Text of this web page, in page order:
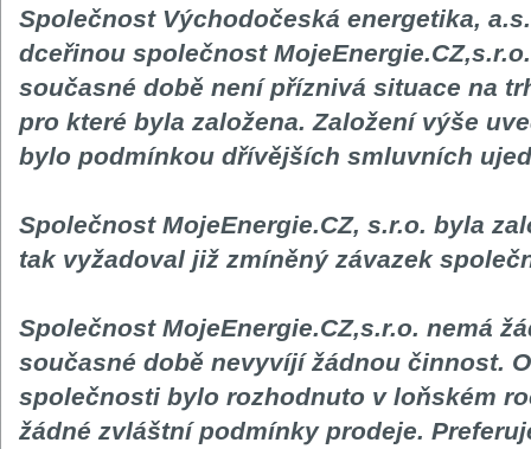
Společnost Východočeská energetika,
dceřinou společnost
současné době není příznivá situace na
pro které byla založena. Založení výše
bylo podmínkou dřívějších smluvních
Společnost MojeEnergie.CZ, s.r.o. byla
tak vyžadoval již zmíněný závazek
Společnost MojeEnergie.CZ,s.r.o. nemá
současné době nevyvíjí žádnou činnost.
společnosti bylo rozhodnuto v loňském
žádné zvláštní podmínky prodeje.